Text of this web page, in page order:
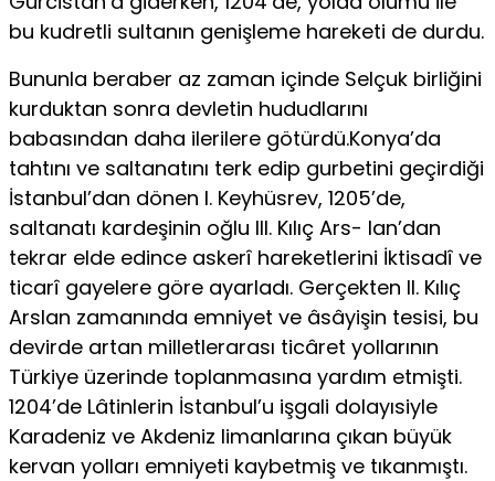
bu kudretli sultanın genişleme hareketi de durdu.
Bununla beraber az zaman içinde Selçuk birliğini
kurduktan sonra devletin hududlarını
babasından daha ilerilere götürdü.Konya’da
tahtını ve saltanatını terk edip gurbetini geçirdiği
İstanbul’dan dönen I. Keyhüsrev, 1205’de,
saltanatı kardeşinin oğlu III. Kılıç Ars- lan’dan
tekrar elde edince askerî hareketlerini İktisadî ve
ticarî gayelere göre ayarladı. Gerçekten II. Kılıç
Arslan zamanında emniyet ve âsâyişin tesisi, bu
devirde artan milletlerarası ticâret yollarının
Türkiye üzerinde toplanmasına yardım etmişti.
1204’de Lâtinlerin İstanbul’u işgali dolayısiyle
Karadeniz ve Akdeniz limanlarına çıkan büyük
kervan yolları emniyeti kaybetmiş ve tıkanmıştı.